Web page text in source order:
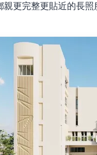
更完整更貼近的長照